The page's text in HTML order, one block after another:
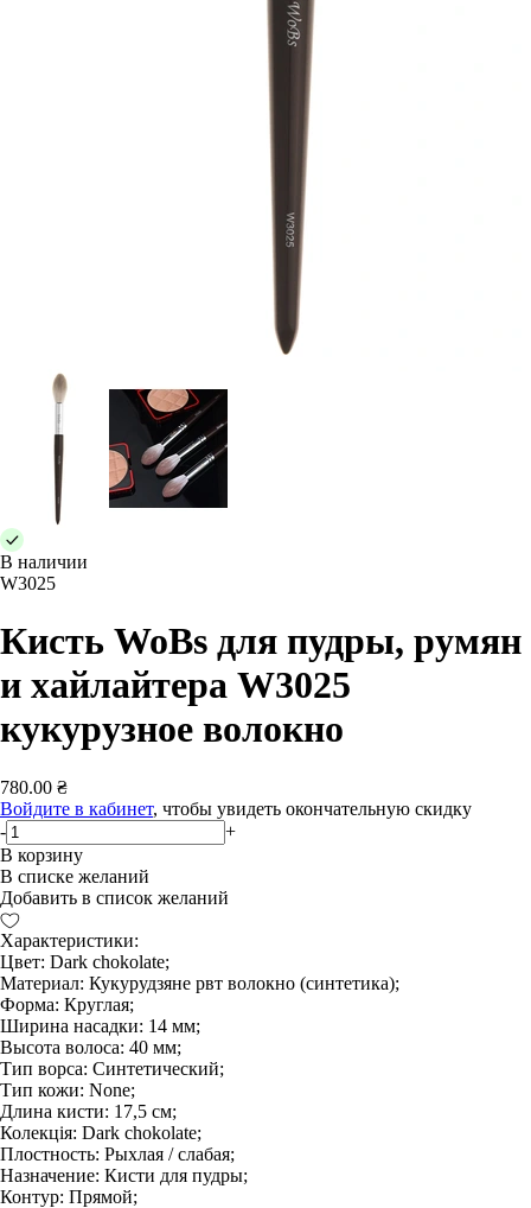
В наличии
W3025
Кисть WoBs для пудры, румян
и хайлайтера W3025
кукурузное волокно
780.00 ₴
Войдите в кабинет, чтобы увидеть окончательную скидку
-
+
В корзину
В списке желаний
Добавить в список желаний
Характеристики:
Цвет: Dark chokolate;
Материал: Кукурудзяне рвт волокно (синтетика);
Форма: Круглая;
Ширина насадки: 14 мм;
Высота волоса: 40 мм;
Тип ворса: Синтетический;
Тип кожи: None;
Длина кисти: 17,5 см;
Колекція: Dark chokolate;
Плостность: Рыхлая / слабая;
Назначение: Кисти для пудры;
Контур: Прямой;